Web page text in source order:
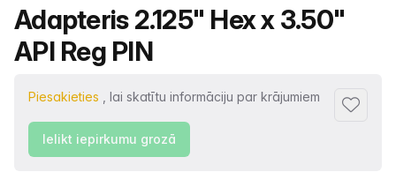
Produkta nosaukums
Adapteris 2.125" Hex x 3.50"
API Reg PIN
Piesakieties , lai skatītu informāciju par krājumiem
Ielikt iepirkumu grozā